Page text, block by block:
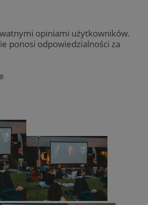
opiniami użytkowników.
ponosi odpowiedzialności za